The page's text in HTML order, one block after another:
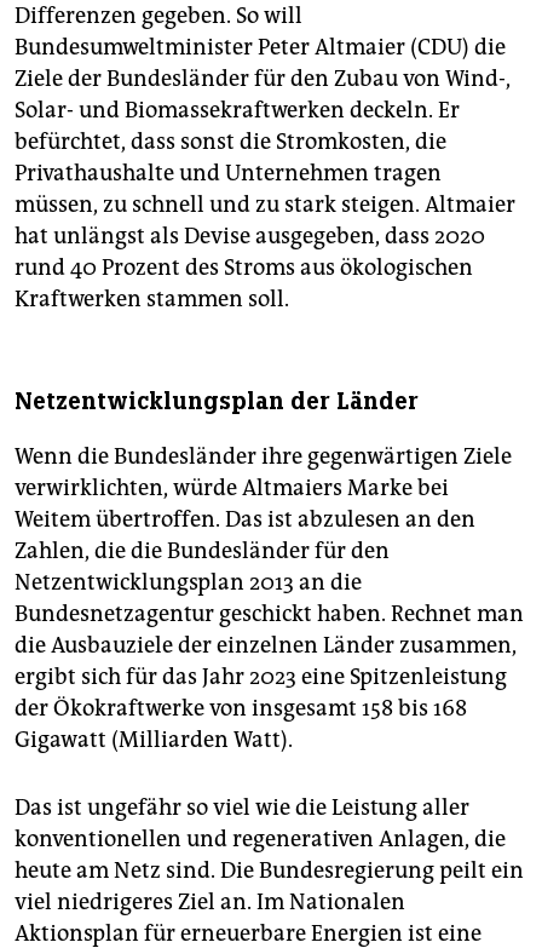
Differenzen gegeben. So will
Bundesumweltminister Peter Altmaier (CDU) die
Ziele der Bundesländer für den Zubau von Wind-,
Solar- und Biomassekraftwerken deckeln. Er
befürchtet, dass sonst die Stromkosten, die
Privathaushalte und Unternehmen tragen
müssen, zu schnell und zu stark steigen. Altmaier
hat unlängst als Devise ausgegeben, dass 2020
rund 40 Prozent des Stroms aus ökologischen
Kraftwerken stammen soll.
Netzentwicklungsplan der Länder
Wenn die Bundesländer ihre gegenwärtigen Ziele
verwirklichten, würde Altmaiers Marke bei
Weitem übertroffen. Das ist abzulesen an den
Zahlen, die die Bundesländer für den
Netzentwicklungsplan 2013 an die
Bundesnetzagentur geschickt haben. Rechnet man
die Ausbauziele der einzelnen Länder zusammen,
ergibt sich für das Jahr 2023 eine Spitzenleistung
der Ökokraftwerke von insgesamt 158 bis 168
Gigawatt (Milliarden Watt).
Das ist ungefähr so viel wie die Leistung aller
konventionellen und regenerativen Anlagen, die
heute am Netz sind. Die Bundesregierung peilt ein
viel niedrigeres Ziel an. Im Nationalen
Aktionsplan für erneuerbare Energien ist eine